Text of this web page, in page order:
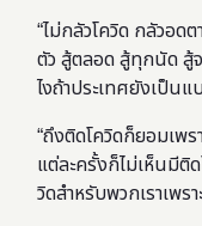
“ไม่กลัวโควิด กลัวอ
ตัว สู้ตลอด สู้ทุกนัด สู้
ไงถ้าประเทศยังเป็นแ
“ถึงติดโควิดก็ยอมเพร
แต่ละครั้งก็ไม่เห็นมีติ
วิดสำหรับพวกเราเพรา